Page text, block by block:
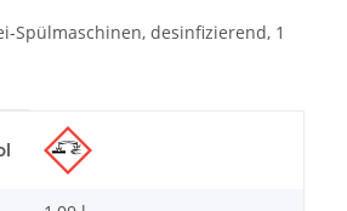
Spülmaschinen, desinfizierend, 1